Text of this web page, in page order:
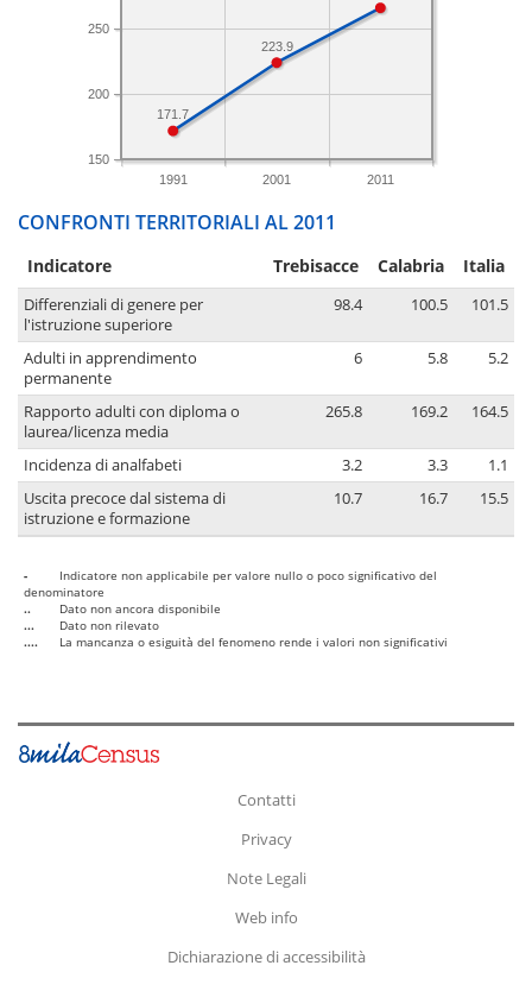
1991 2001 2011
150
200
250
223.9
171.7
CONFRONTI TERRITORIALI AL 2011
Indicatore Trebisacce Calabria Italia
Differenziali di genere per
l'istruzione superiore
98.4 100.5 101.5
Adulti in apprendimento
permanente
6 5.8 5.2
Rapporto adulti con diploma o
laurea/licenza media
265.8 169.2 164.5
Incidenza di analfabeti 3.2 3.3
1.1
Uscita precoce dal sistema di
istruzione e formazione
10.7 16.7 15.5
-
Indicatore non applicabile per valore nullo o poco significativo del
denominatore
..
Dato non ancora disponibile
...
Dato non rilevato
....
La mancanza o esiguità del fenomeno rende i valori non significativi
Contatti
Privacy
Note Legali
Web info
Dichiarazione di accessibilità